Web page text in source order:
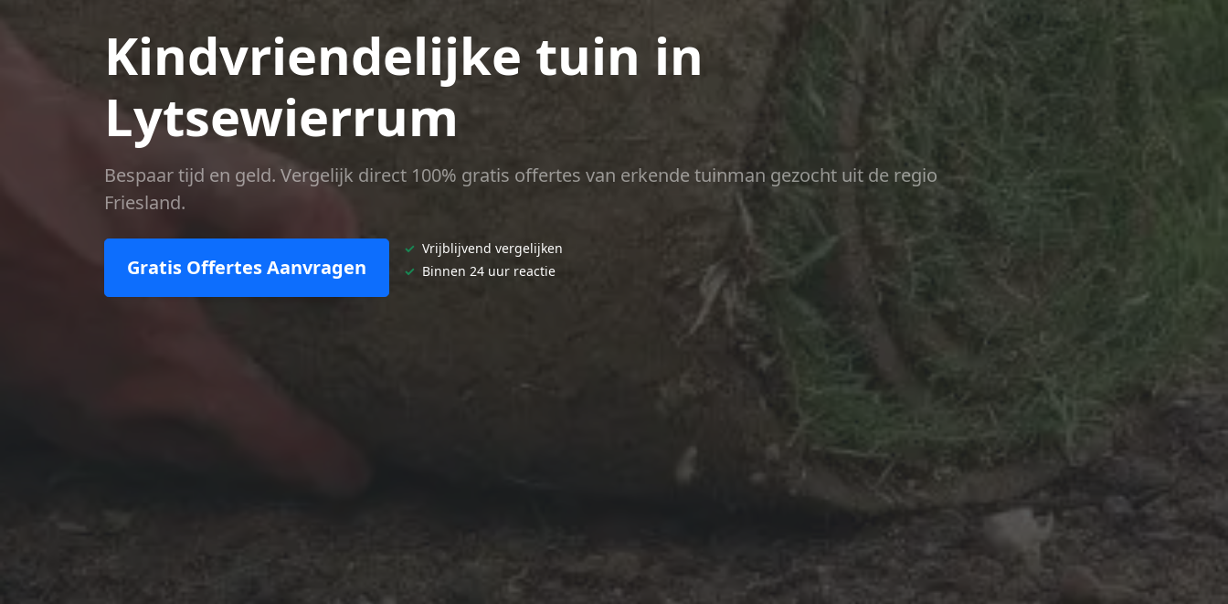
Kindvriendelijke tuin in
Lytsewierrum
Bespaar tijd en geld. Vergelijk direct 100% gratis offertes van erkende tuinman gezocht uit de regio
Friesland.
Gratis Offertes Aanvragen
✓ Vrijblijvend vergelijken
✓ Binnen 24 uur reactie